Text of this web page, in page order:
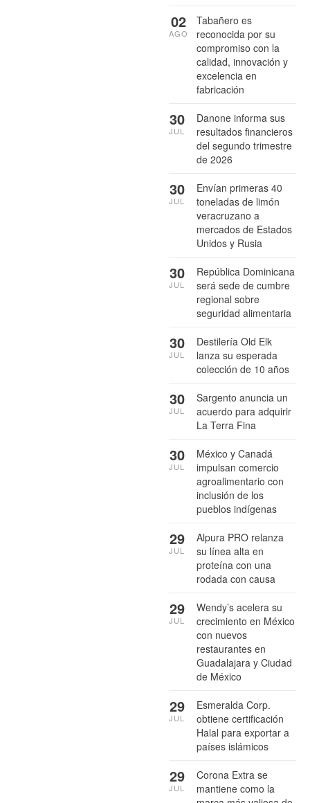
Tabañero es
reconocida por su
compromiso con la
calidad, innovación y
excelencia en
fabricación
02
AGO
Danone informa sus
resultados financieros
del segundo trimestre
de 2026
30
JUL
Envían primeras 40
toneladas de limón
veracruzano a
mercados de Estados
Unidos y Rusia
30
JUL
República Dominicana
será sede de cumbre
regional sobre
seguridad alimentaria
30
JUL
Destilería Old Elk
lanza su esperada
colección de 10 años
30
JUL
Sargento anuncia un
acuerdo para adquirir
La Terra Fina
30
JUL
México y Canadá
impulsan comercio
agroalimentario con
inclusión de los
pueblos indígenas
30
JUL
Alpura PRO relanza
su línea alta en
proteína con una
rodada con causa
29
JUL
Wendy’s acelera su
crecimiento en México
con nuevos
restaurantes en
Guadalajara y Ciudad
de México
29
JUL
Esmeralda Corp.
obtiene certificación
Halal para exportar a
países islámicos
29
JUL
Corona Extra se
mantiene como la
29
JUL